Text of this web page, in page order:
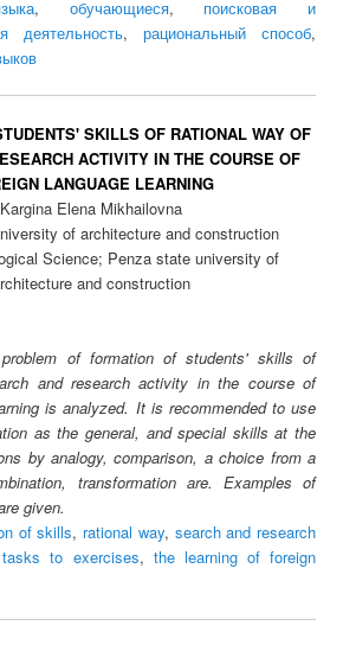
, обучающиеся, поисковая и
деятельность, рациональный способ,
SKILLS OF RATIONAL WAY OF
ACTIVITY IN THE COURSE OF
LANGUAGE LEARNING
Kargina Elena Mikhailovna
of architecture and construction
Science; Penza state university of
and construction
of formation of students' skills of
and research activity in the course of
is analyzed. It is recommended to use
as the general, and special skills at the
by analogy, comparison, a choice from a
transformation are. Examples of
given.
of skills, rational way, search and research
tasks to exercises, the learning of foreign